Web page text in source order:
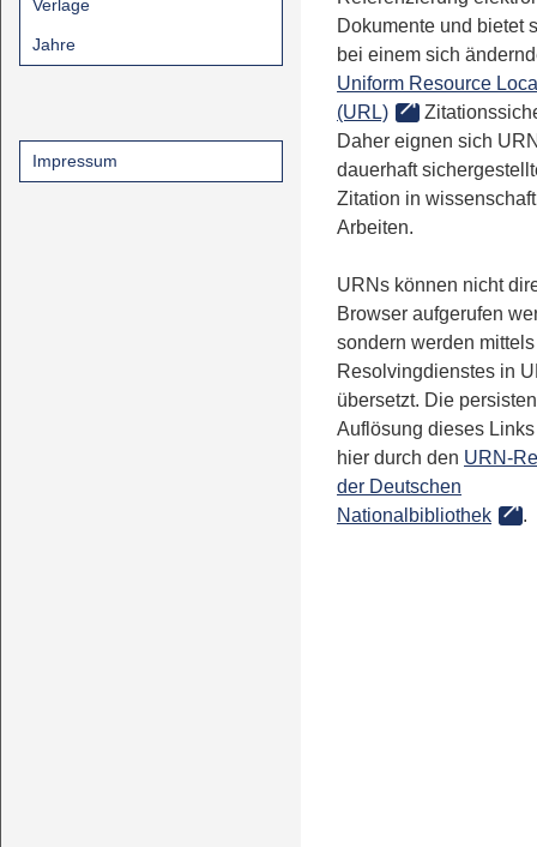
Verlage
Jahre
Impressum
Dokumente und bietet
bei einem sich
Uniform Resource
(URL)
Daher eignen sich
dauerhaft
Zitation in
Arbeiten.
URNs können nicht
Browser aufgerufen
sondern werden
Resolvingdienstes in
übersetzt. Die
Auflösung dieses
hier durch den URN-
der Deutschen
Nationalbibliothek
.